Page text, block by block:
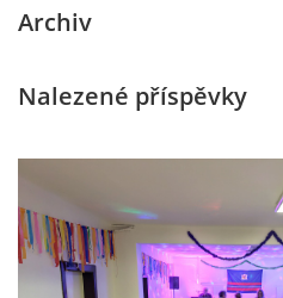
HISTORIE SBORU
VÝKONNÝ VÝBOR SBORU
DOKUMENTY
VÝJEZDOVÁ JEDNOTKA
Archiv
Nalezené příspěvky